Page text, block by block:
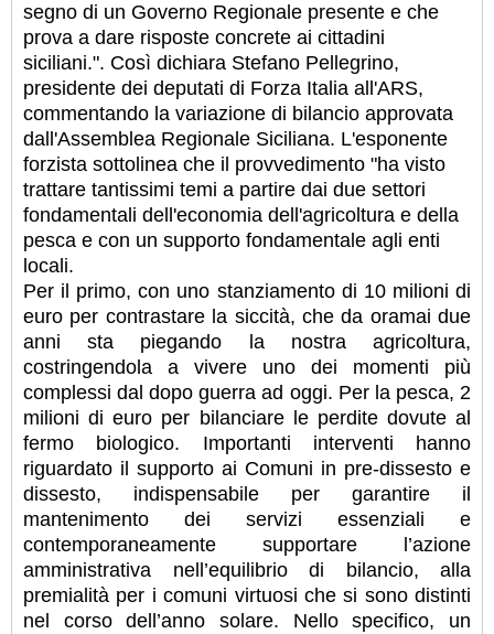
segno di un Governo Regionale presente e che
prova a dare risposte concrete ai cittadini
siciliani.". Così dichiara Stefano Pellegrino,
presidente dei deputati di Forza Italia all'ARS,
commentando la variazione di bilancio approvata
dall'Assemblea Regionale Siciliana. L'esponente
forzista sottolinea che il provvedimento "ha visto
trattare tantissimi temi a partire dai due settori
fondamentali dell'economia dell'agricoltura e della
pesca e con un supporto fondamentale agli enti
locali.
Per il primo, con uno stanziamento di 10 milioni di
euro per contrastare la siccità, che da oramai due
anni sta piegando la nostra agricoltura,
costringendola a vivere uno dei momenti più
complessi dal dopo guerra ad oggi. Per la pesca, 2
milioni di euro per bilanciare le perdite dovute al
fermo biologico. Importanti interventi hanno
riguardato il supporto ai Comuni in pre-dissesto e
dissesto, indispensabile per garantire il
mantenimento dei servizi essenziali e
contemporaneamente supportare l’azione
amministrativa nell’equilibrio di bilancio, alla
premialità per i comuni virtuosi che si sono distinti
nel corso dell’anno solare. Nello specifico, un